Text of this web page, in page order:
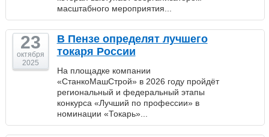
масштабного мероприятия...
23
октября
2025
В Пензе определят лучшего
токаря России
На площадке компании
«СтанкоМашСтрой» в 2026 году пройдёт
региональный и федеральный этапы
конкурса «Лучший по профессии» в
номинации «Токарь»...